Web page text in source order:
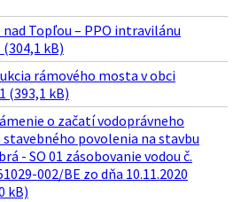
Topľou – PPO intravilánu
(304,1 kB)
rámového mosta v obci
(393,1 kB)
o začatí vodoprávneho
stavebného povolenia na stavbu
- SO 01 zásobovanie vodou č.
002/BE zo dňa 10.11.2020
kB)